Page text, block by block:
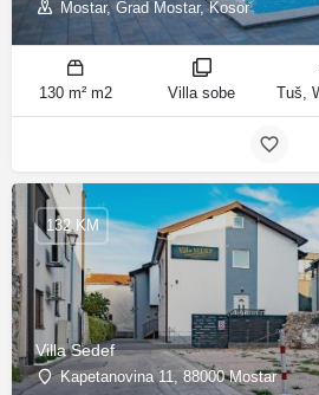
Mostar, Grad Mostar, Kosor
130 m² m2 Villa sobe
Villa Sedef
Kapetanovina 11, 88000 Mostar
132 KM